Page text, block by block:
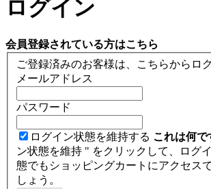
ログイン
会員登録されている方はこちら
ご登録済みのお客様は、こちらからロ
メールアドレス
パスワード
ログイン状態を維持する これは何で
ン状態を維持 " をクリックして、ログ
態でもショッピングカートにアクセス
しょう。